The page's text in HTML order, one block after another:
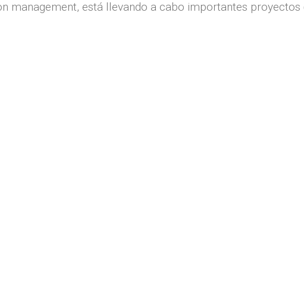
management, está llevando a cabo importantes proyectos